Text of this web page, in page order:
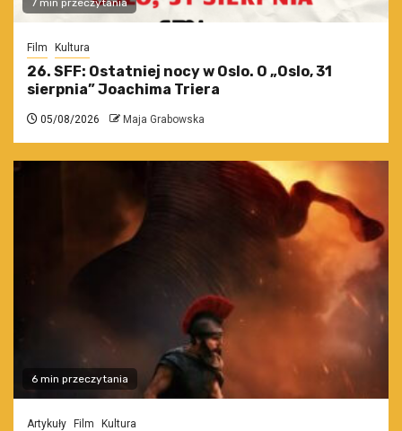
Film Kultura
26. SFF: Ostatniej nocy w Oslo. O „Oslo, 31
sierpnia” Joachima Triera
05/08/2026 Maja Grabowska
6 min przeczytania
Artykuły Film Kultura